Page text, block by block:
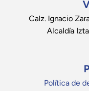
Calz. Ignacio
Alcaldía
Política de